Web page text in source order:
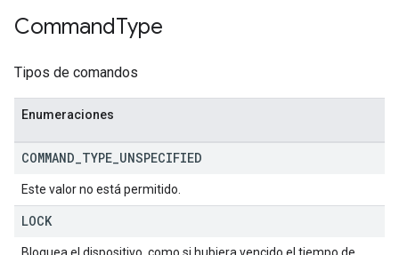
CommandType
Tipos de comandos
Enumeraciones
COMMAND TYPE UNSPECIFIED
Este valor no está permitido.
LOCK